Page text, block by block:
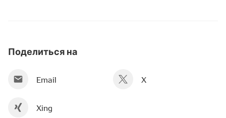
Поделиться на
Email X
Xing